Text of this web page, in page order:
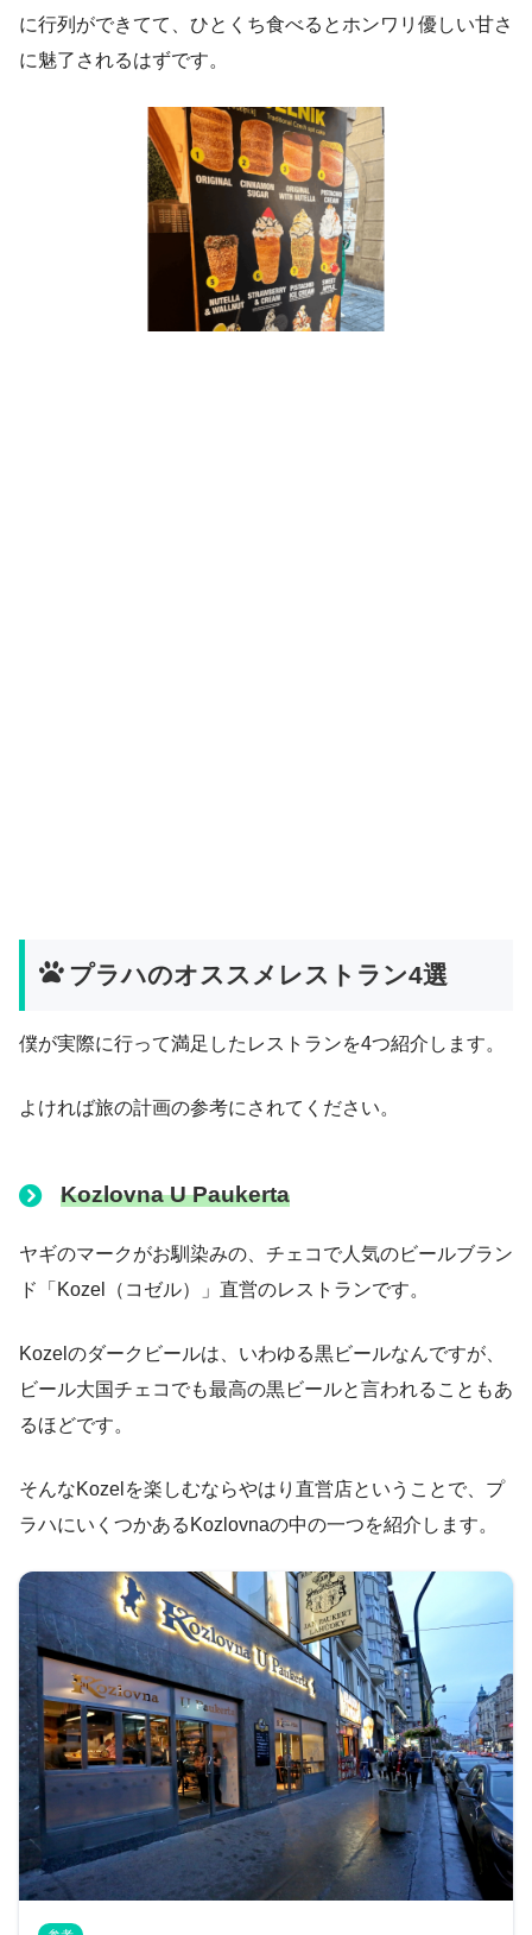
に行列ができてて、ひとくち食べるとホンワリ優しい甘さ
に魅了されるはずです。
プラハのオススメレストラン4選
僕が実際に行って満足したレストランを4つ紹介します。
よければ旅の計画の参考にされてください。
Kozlovna U Paukerta
ヤギのマークがお馴染みの、チェコで人気のビールブラン
ド「Kozel（コゼル）」直営のレストランです。
Kozelのダークビールは、いわゆる黒ビールなんですが、
ビール大国チェコでも最高の黒ビールと言われることもあ
るほどです。
そんなKozelを楽しむならやはり直営店ということで、プ
ラハにいくつかあるKozlovnaの中の一つを紹介します。